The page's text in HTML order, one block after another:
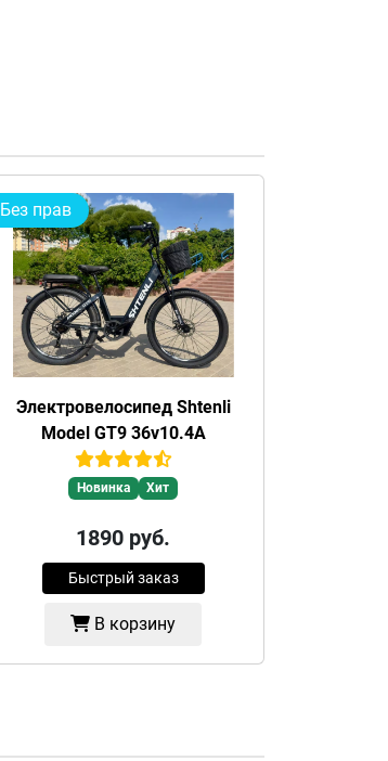
Без прав
Электровелосипед Shtenli
Model GT9 36v10.4А
Новинка Хит
1890 руб.
Быстрый заказ
В корзину